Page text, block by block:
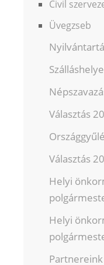
Civil
Üvegzseb
Választás
Választás
Helyi
Helyi
Partnereink